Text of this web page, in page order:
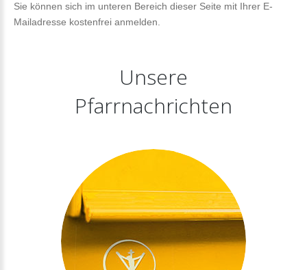
Sie können sich im unteren Bereich dieser Seite mit Ihrer E-
Mailadresse kostenfrei anmelden.
Unsere
Pfarrnachrichten